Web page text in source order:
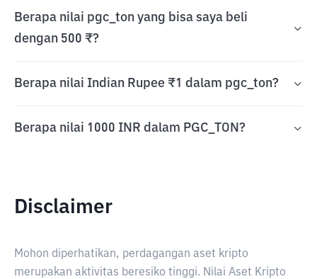
Berapa nilai pgc_ton yang bisa saya beli
dengan 500 ₹?
Berapa nilai Indian Rupee ₹1 dalam pgc_ton?
Berapa nilai 1000 INR dalam PGC_TON?
Disclaimer
Mohon diperhatikan, perdagangan aset kripto
merupakan aktivitas beresiko tinggi. Nilai Aset Kripto